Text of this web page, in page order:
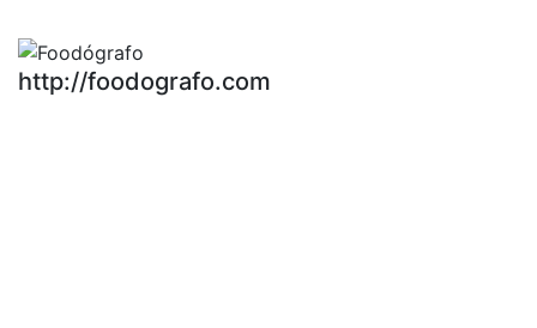
http://foodografo.com